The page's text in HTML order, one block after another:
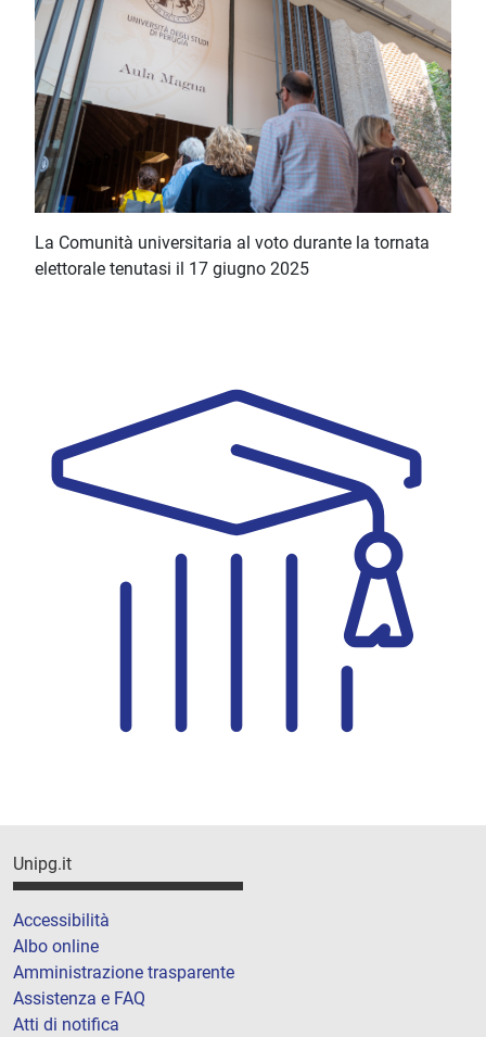
La Comunità universitaria al voto durante la tornata
elettorale tenutasi il 17 giugno 2025
Unipg.it
Accessibilità
Albo online
Amministrazione trasparente
Assistenza e FAQ
Atti di notifica